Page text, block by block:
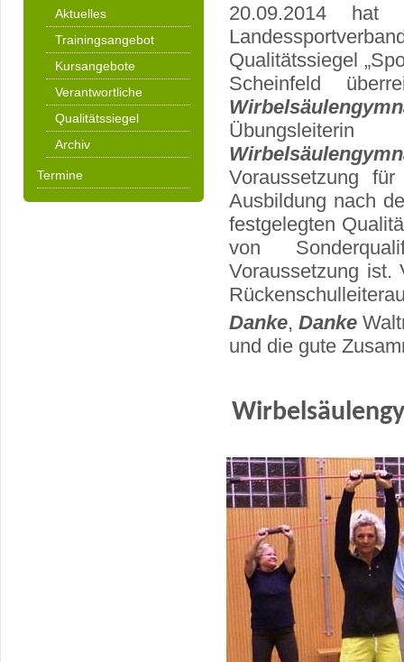
Aktuelles
Trainingsangebot
Kursangebote
Verantwortliche
Qualitätssiegel
Archiv
Termine
20.09.2014 hat
Qualitätssiegel
Scheinfeld
Voraussetzung
Ausbildung nach
festgelegten
von
Voraussetzung ist.
Danke, Danke
und die gute